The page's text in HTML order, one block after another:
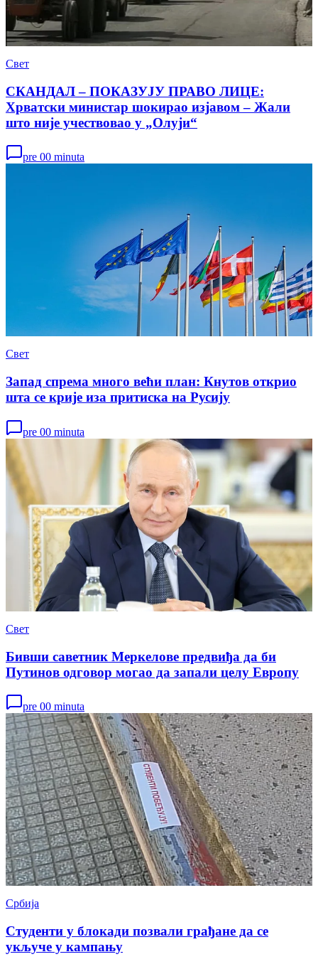
Свет
СКАНДАЛ – ПОКАЗУЈУ ПРАВО ЛИЦЕ:
Хрватски министар шокирао изјавом – Жали
што није учествовао у „Олуји“
pre 00 minuta
Свет
Запад спрема много већи план: Кнутов открио
шта се крије иза притиска на Русију
pre 00 minuta
Свет
Бивши саветник Меркелове предвиђа да би
Путинов одговор могао да запали целу Европу
pre 00 minuta
Србија
Студенти у блокади позвали грађане да се
укључе у кампању